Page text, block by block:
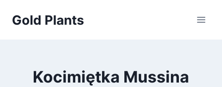
Gold Plants
Kocimiętka Mussina